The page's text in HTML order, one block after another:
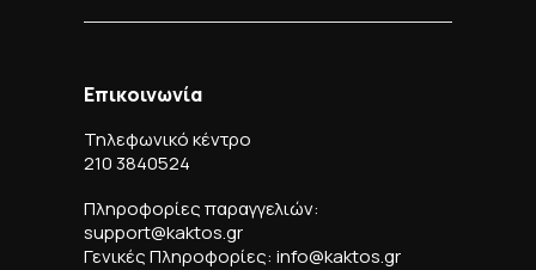
Επικοινωνία
Τηλεφωνικό κέντρο
210 3840524
Πληροφορίες παραγγελιών:
support@kaktos.gr
Γενικές Πληροφορίες: info@kaktos.gr